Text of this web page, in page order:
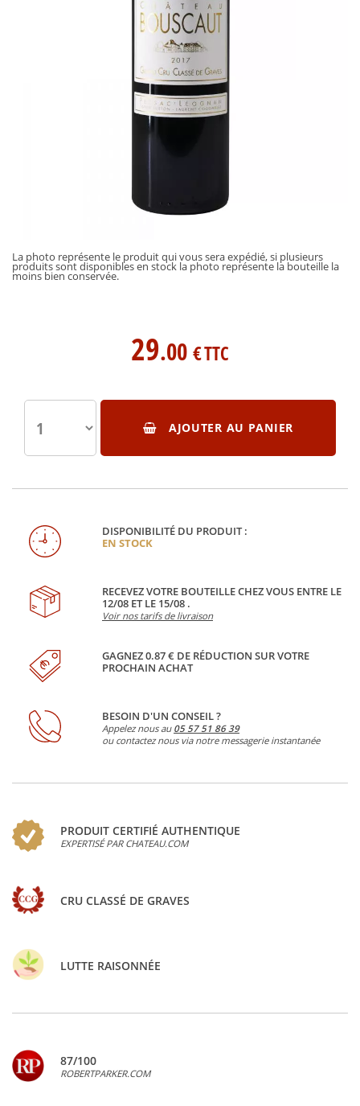
La photo représente le produit qui vous sera expédié, si plusieurs
produits sont disponibles en stock la photo représente la bouteille la
moins bien conservée.
DISPONIBILITÉ DU PRODUIT :
EN STOCK
RECEVEZ VOTRE BOUTEILLE CHEZ VOUS ENTRE LE
12/08 ET LE 15/08 .
Voir nos tarifs de livraison
GAGNEZ 0.87 € DE RÉDUCTION SUR VOTRE
PROCHAIN ACHAT
BESOIN D'UN CONSEIL ?
Appelez nous au 05 57 51 86 39
ou contactez nous via notre messagerie instantanée
29.00 €TTC
AJOUTER AU PANIER
PRODUIT CERTIFIÉ AUTHENTIQUE
EXPERTISÉ PAR CHATEAU.COM
CRU CLASSÉ DE GRAVES
LUTTE RAISONNÉE
87/100
ROBERTPARKER.COM